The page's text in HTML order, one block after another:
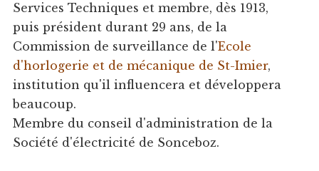
Services Techniques et membre, dès 1913,
puis président durant 29 ans, de la
Commission de surveillance de l'Ecole
d'horlogerie et de mécanique de St-Imier,
institution qu'il influencera et développera
beaucoup.
Membre du conseil d'administration de la
Société d'électricité de Sonceboz.